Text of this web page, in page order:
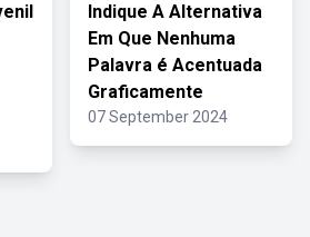
Indique A Alternativa
Em Que Nenhuma
Palavra é Acentuada
Graficamente
07 September 2024